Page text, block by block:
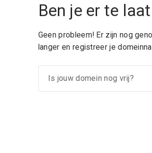
Ben je er te
Geen probleem! Er zijn nog
langer en registreer je